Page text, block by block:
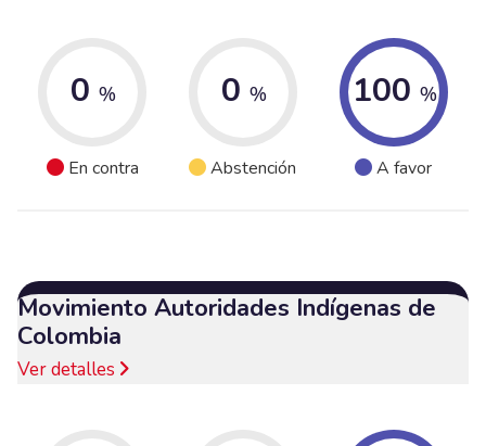
0 %
En contra
0 %
Abstención
100 %
A favor
Movimiento Autoridades Indígenas de
Colombia
Ver detalles